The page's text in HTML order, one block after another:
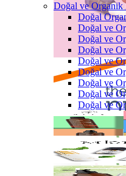
Doğal ve Organik
Doğal
Doğal ve
Doğal ve
Doğal ve
Doğal ve
Doğal ve
Doğal ve
Doğal ve
Doğal ve